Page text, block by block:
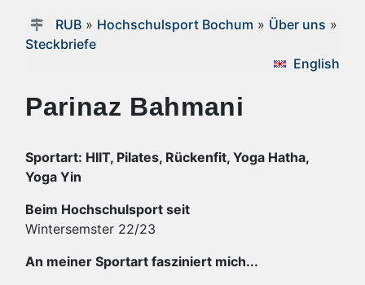
RUB» Hochschulsport Bochum » Über uns »
Steckbriefe
English
Parinaz Bahmani
Sportart: HIIT, Pilates, Rückenfit, Yoga Hatha,
Yoga Yin
Beim Hochschulsport seit
Wintersemster 22/23
An meiner Sportart fasziniert mich...